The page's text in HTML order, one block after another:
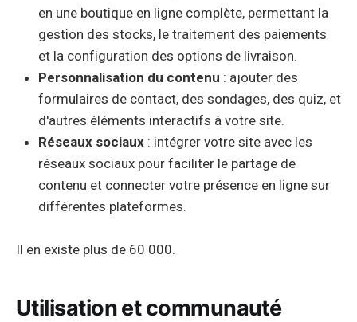
en une boutique en ligne complète, permettant la
gestion des stocks, le traitement des paiements
et la configuration des options de livraison.
Personnalisation du contenu : ajouter des
formulaires de contact, des sondages, des quiz, et
d'autres éléments interactifs à votre site.
Réseaux sociaux : intégrer votre site avec les
réseaux sociaux pour faciliter le partage de
contenu et connecter votre présence en ligne sur
différentes plateformes.
Il en existe plus de 60 000.
Utilisation et communauté